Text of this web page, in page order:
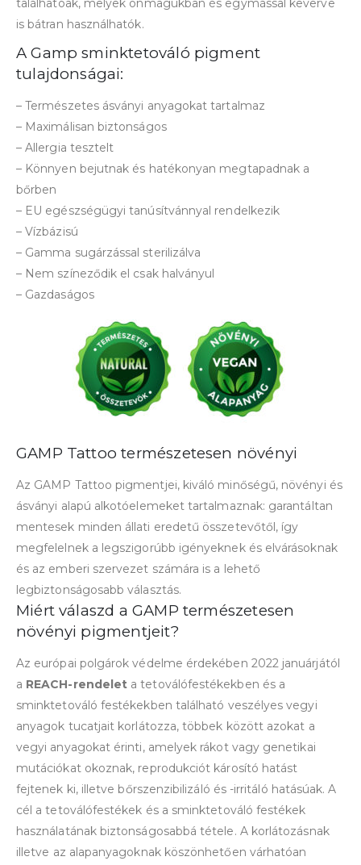
találhatóak, melyek önmagukban és egymással keverve
is bátran használhatók.
A Gamp sminktetováló pigment
tulajdonságai:
– Természetes ásványi anyagokat tartalmaz
– Maximálisan biztonságos
– Allergia tesztelt
– Könnyen bejutnak és hatékonyan megtapadnak a
bőrben
– EU egészségügyi tanúsítvánnyal rendelkezik
– Vízbázisú
– Gamma sugárzással sterilizálva
– Nem színeződik el csak halványul
– Gazdaságos
GAMP Tattoo természetesen növényi
Az GAMP Tattoo pigmentjei, kiváló minőségű, növényi és
ásványi alapú alkotóelemeket tartalmaznak: garantáltan
mentesek minden állati eredetű összetevőtől, így
megfelelnek a legszigorúbb igényeknek és elvárásoknak
és az emberi szervezet számára is a lehető
legbiztonságosabb választás.
Miért válaszd a GAMP természetesen
növényi pigmentjeit?
Az európai polgárok védelme érdekében 2022 januárjától
a REACH-rendelet a tetoválófestékekben és a
sminktetováló festékekben található veszélyes vegyi
anyagok tucatjait korlátozza, többek között azokat a
vegyi anyagokat érinti, amelyek rákot vagy genetikai
mutációkat okoznak, reprodukciót károsító hatást
fejtenek ki, illetve bőrszenzibilizáló és -irritáló hatásúak. A
cél a tetoválófestékek és a sminktetováló festékek
használatának biztonságosabbá tétele. A korlátozásnak
illetve az alapanyagoknak köszönhetően várhatóan